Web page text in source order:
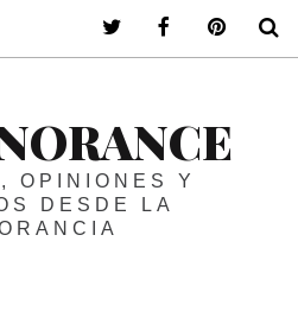
OPINIONES Y
DESDE LA
ir a mi twitterir a mi facebook
ir a mi